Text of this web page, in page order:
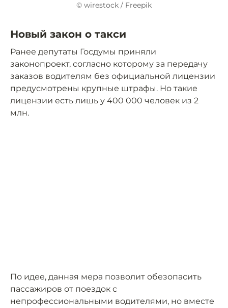
© wirestock / Freepik
Новый закон о такси
Ранее депутаты Госдумы приняли
законопроект, согласно которому за передачу
заказов водителям без официальной лицензии
предусмотрены крупные штрафы. Но такие
лицензии есть лишь у 400 000 человек из 2
млн.
По идее, данная мера позволит обезопасить
пассажиров от поездок с
непрофессиональными водителями, но вместе